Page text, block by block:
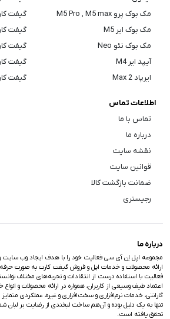
مک بوک پرو M5 Pro , M5 max
مک بوک ایر M5
مک بوک نئو Neo
آیپد ایر M4
ایرپاد Max 2
گیفت
گیفت
گیفت
گیفت
گیفت
اطلاعات تماس
تماس با ما
درباره ما
نقشه سایت
قوانین سایت
ضمانت بازگشت کالا
رجیستری
درباره ما
مجموعه اپل اِن آی سی فعالیت خود را با هدف ایجاد وب سایت
ارائه محصولات و خدمات اپل و فروش گیفت کارت به صورت
فعالیت با استفاده درست از انتقادات و تجربه‌های مختلف
اعتماد طیف وسیعی از کاربران، همواره در ارائه محصولات و
گارانتی، خدمات نرم‌افزاری و سخت‌افزاری و غیره، عملکردی
تنها به یک دلیل بوده و آن‌هم ساخت لبخندی از رضایت بر لبان
تحقق یافته است.